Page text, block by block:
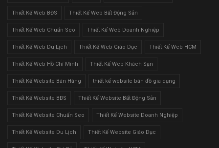
Thiết Kế Web BĐS Thiết Kế Web Bất Động Sản
Thiết Kế Web Chuẩn Seo Thiết Kế Web Doanh Nghiệp
Thiết Kế Web Du Lịch Thiết Kế Web Giáo Dục Thiết Kế Web HCM
Thiết Kế Web Hồ Chí Minh Thiết Kế Web Khách Sạn
Thiết Kế Website Bán Hàng thiết kế website bán đồ gia dụng
Thiết Kế Website BĐS Thiết Kế Website Bất Động Sản
Thiết Kế Website Chuẩn Seo Thiết Kế Website Doanh Nghiệp
Thiết Kế Website Du Lịch Thiết Kế Website Giáo Dục